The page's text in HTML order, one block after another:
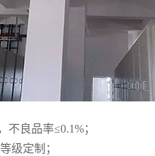
良品率≤0.1%；
级定制；